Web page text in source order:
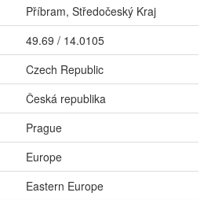
Příbram, Středočeský Kraj
49.69 / 14.0105
Czech Republic
Česká republika
Prague
Europe
Eastern Europe